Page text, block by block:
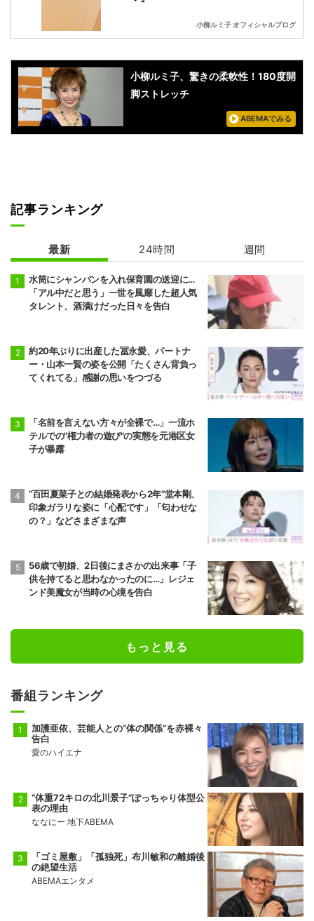
小柳ルミ子 オフィシャルブログ
小柳ルミ子、驚きの柔軟性！180度開
脚ストレッチ
ABEMAでみる
記事ランキング
最新 24時間 週間
水筒にシャンパンを入れ保育園の送迎に…
「アル中だと思う」一世を風靡した超人気
タレント、酒漬けだった日々を告白
約20年ぶりに出産した冨永愛、パートナ
ー・山本一賢の姿を公開「たくさん背負っ
てくれてる」感謝の思いをつづる
「名前を言えない方々が全裸で…」一流ホ
テルでの"権力者の遊び"の実態を元港区女
子が暴露
“百田夏菜子との結婚発表から2年”堂本剛、
印象ガラリな姿に「心配です」「匂わせな
の？」などさまざまな声
56歳で初婚、2日後にまさかの出来事「子
供を持てると思わなかったのに…」レジェ
ンド美魔女が当時の心境を告白
もっと見る
番組ランキング
加護亜依、芸能人との“体の関係”を赤裸々
告白
愛のハイエナ
“体重72キロの北川景子”ぽっちゃり体型公
表の理由
ななにー 地下ABEMA
「ゴミ屋敷」「孤独死」布川敏和の離婚後
の絶望生活
ABEMAエンタメ